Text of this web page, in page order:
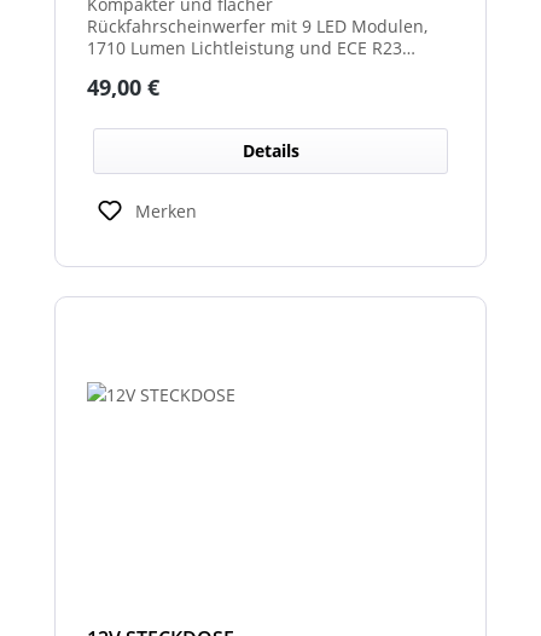
Rückfahrscheinwerfer mit 9 LED Modulen,
1710 Lumen Lichtleistung und ECE R23
Regulärer Preis:
49,00 €
Details
Merken